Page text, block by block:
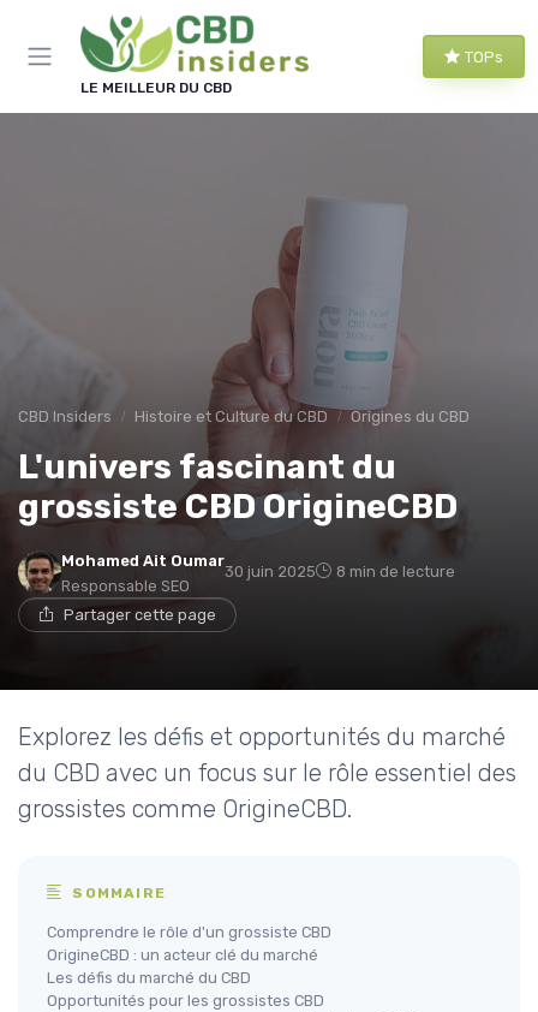
LE MEILLEUR DU CBD
TOPs
CBD Insiders Histoire et Culture du CBD Origines du CBD
L'univers fascinant du
grossiste CBD OrigineCBD
Mohamed Ait Oumar
Responsable SEO
30 juin 2025 8 min de lecture
Partager cette page
Explorez les défis et opportunités du marché
du CBD avec un focus sur le rôle essentiel des
grossistes comme OrigineCBD.
SOMMAIRE
Comprendre le rôle d'un grossiste CBD
OrigineCBD : un acteur clé du marché
Les défis du marché du CBD
Opportunités pour les grossistes CBD
Panneau de gestion des cookies